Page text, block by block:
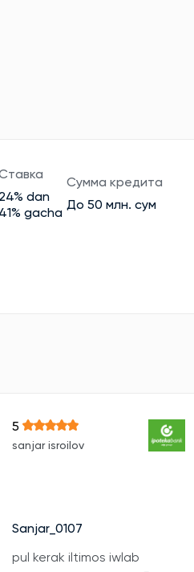
24% dan
41% gacha
Сумма кредита
До 50 млн. сум
5
sanjar isroilov
Sanjar_0107
pul kerak iltimos iwlab